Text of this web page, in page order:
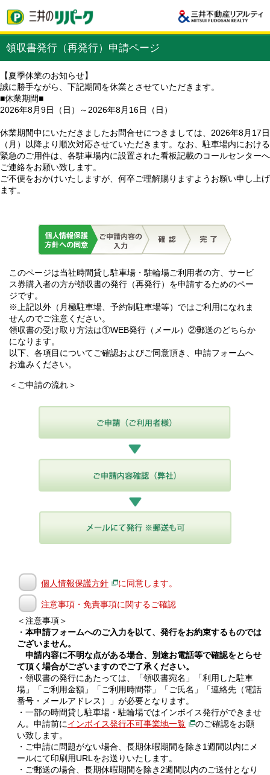
領収書発行（再発行）申請ページ
【夏季休業のお知らせ】
誠に勝手ながら、下記期間を休業とさせていただきます。
■休業期間■
2026年8月9日（日）～2026年8月16日（日）
休業期間中にいただきましたお問合せにつきましては、2026年8月17日
（月）以降より順次対応させていただきます。なお、駐車場内における
緊急のご用件は、各駐車場内に設置された看板記載のコールセンターへ
ご連絡をお願い致します。
ご不便をおかけいたしますが、何卒ご理解賜りますようお願い申し上げ
ます。
このページは当社時間貸し駐車場・駐輪場ご利用者の方、サービ
ス券購入者の方が領収書の発行（再発行）を申請するためのペー
ジです。
※上記以外（月極駐車場、予約制駐車場等）ではご利用になれま
せんのでご注意ください。
領収書の受け取り方法は①WEB発行（メール）②郵送のどちらか
になります。
以下、各項目についてご確認およびご同意頂き、申請フォームへ
お進みください。
＜ご申請の流れ＞
個人情報保護方針 に同意します。
注意事項・免責事項に関するご確認
＜注意事項＞
・ 本申請フォームへのご入力を以て、発行をお約束するものでは
ございません。
申請内容に不明な点がある場合、別途お電話等で確認をとらせ
て頂く場合がございますのでご了承ください。
・領収書の発行にあたっては、「領収書宛名」「利用した駐車
場」「ご利用金額」「ご利用時間帯」「ご氏名」「連絡先（電話
番号・メールアドレス）」が必要となります。
・一部の時間貸し駐車場・駐輪場ではインボイス発行ができませ
ん。申請前にインボイス発行不可事業地一覧
のご確認をお願
い致します。
・ご申請に問題がない場合、長期休暇期間を除き1週間以内にメ
ールにて印刷用URLをお送りいたします。
・ご郵送の場合、長期休暇期間を除き2週間以内のご送付となり